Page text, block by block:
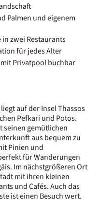
Palmen und eigenem
zwei Restaurants
für jedes Alter
Privatpool buchbar
auf der Insel Thassos
Pefkari und Potos.
seinen gemütlichen
aus bequem zu
Pinien und
für Wanderungen
Im nächstgrößeren Ort
mit ihren kleinen
und Cafés. Auch das
ist einen Besuch wert.